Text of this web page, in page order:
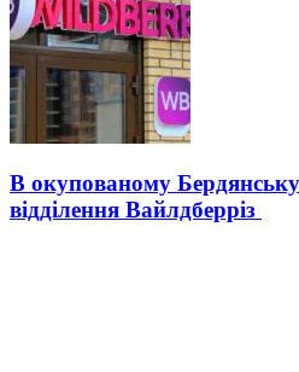
В окупованому
відділення Вайлдберріз